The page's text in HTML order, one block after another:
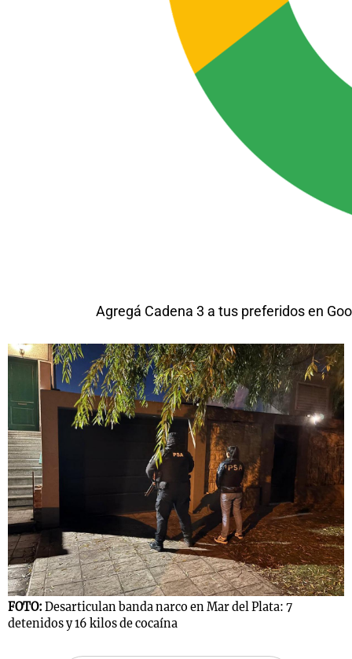
Agregá Cadena 3 a tus preferidos en
FOTO: Desarticulan banda narco en Mar del Plata: 7
detenidos y 16 kilos de cocaína